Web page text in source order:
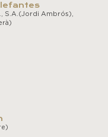
S.A.(Jordi Ambrós),